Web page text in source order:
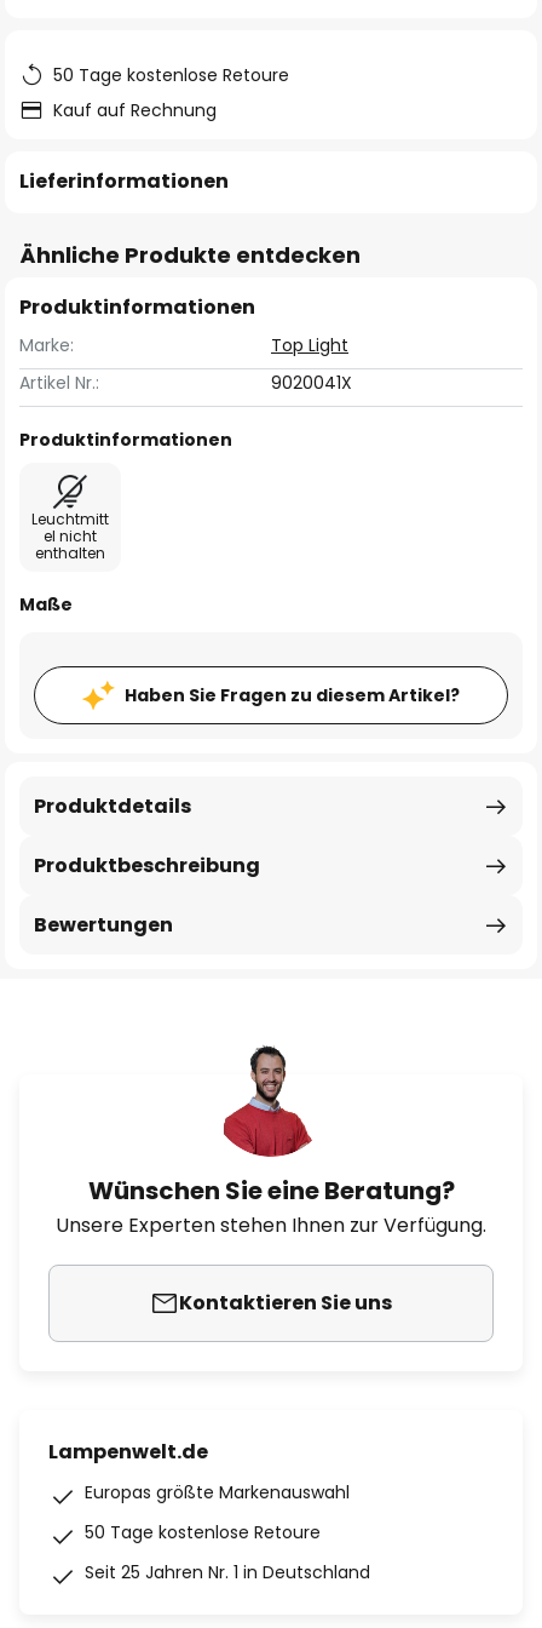
50 Tage kostenlose Retoure
Kauf auf Rechnung
Lieferinformationen
Ähnliche Produkte entdecken
Produktinformationen
Marke:
Top Light
Artikel Nr.:
9020041X
Produktinformationen
Leuchtmitt
el nicht
enthalten
Maße
Haben Sie Fragen zu diesem Artikel?
Produktbeschreibung
Produktdetails
Bewertungen
Wünschen Sie eine Beratung?
Unsere Experten stehen Ihnen zur Verfügung.
Kontaktieren Sie uns
Lampenwelt.de
Europas größte Markenauswahl
50 Tage kostenlose Retoure
Seit 25 Jahren Nr. 1 in Deutschland